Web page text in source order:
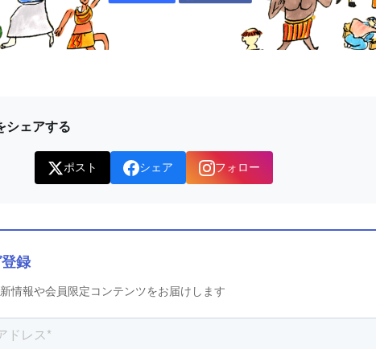
シェアする
ポスト シェア フォロー
録
情報や会員限定コンテンツをお届けします